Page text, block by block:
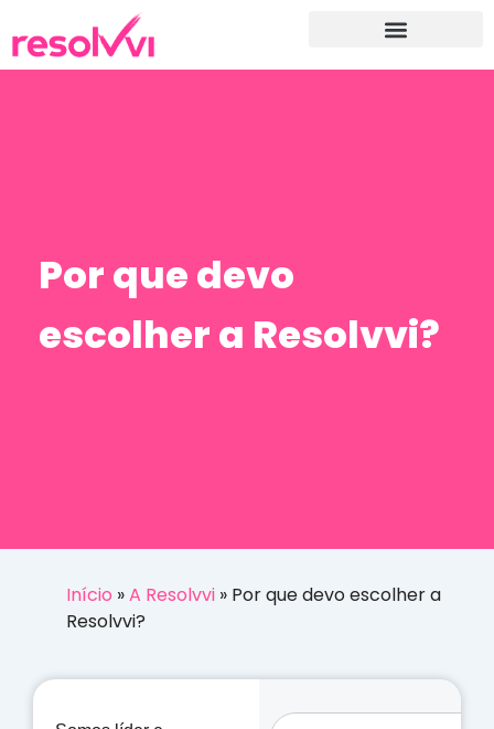
Por que devo
escolher a Resolvvi?
Início »A Resolvvi » Por que devo escolher a
Resolvvi?